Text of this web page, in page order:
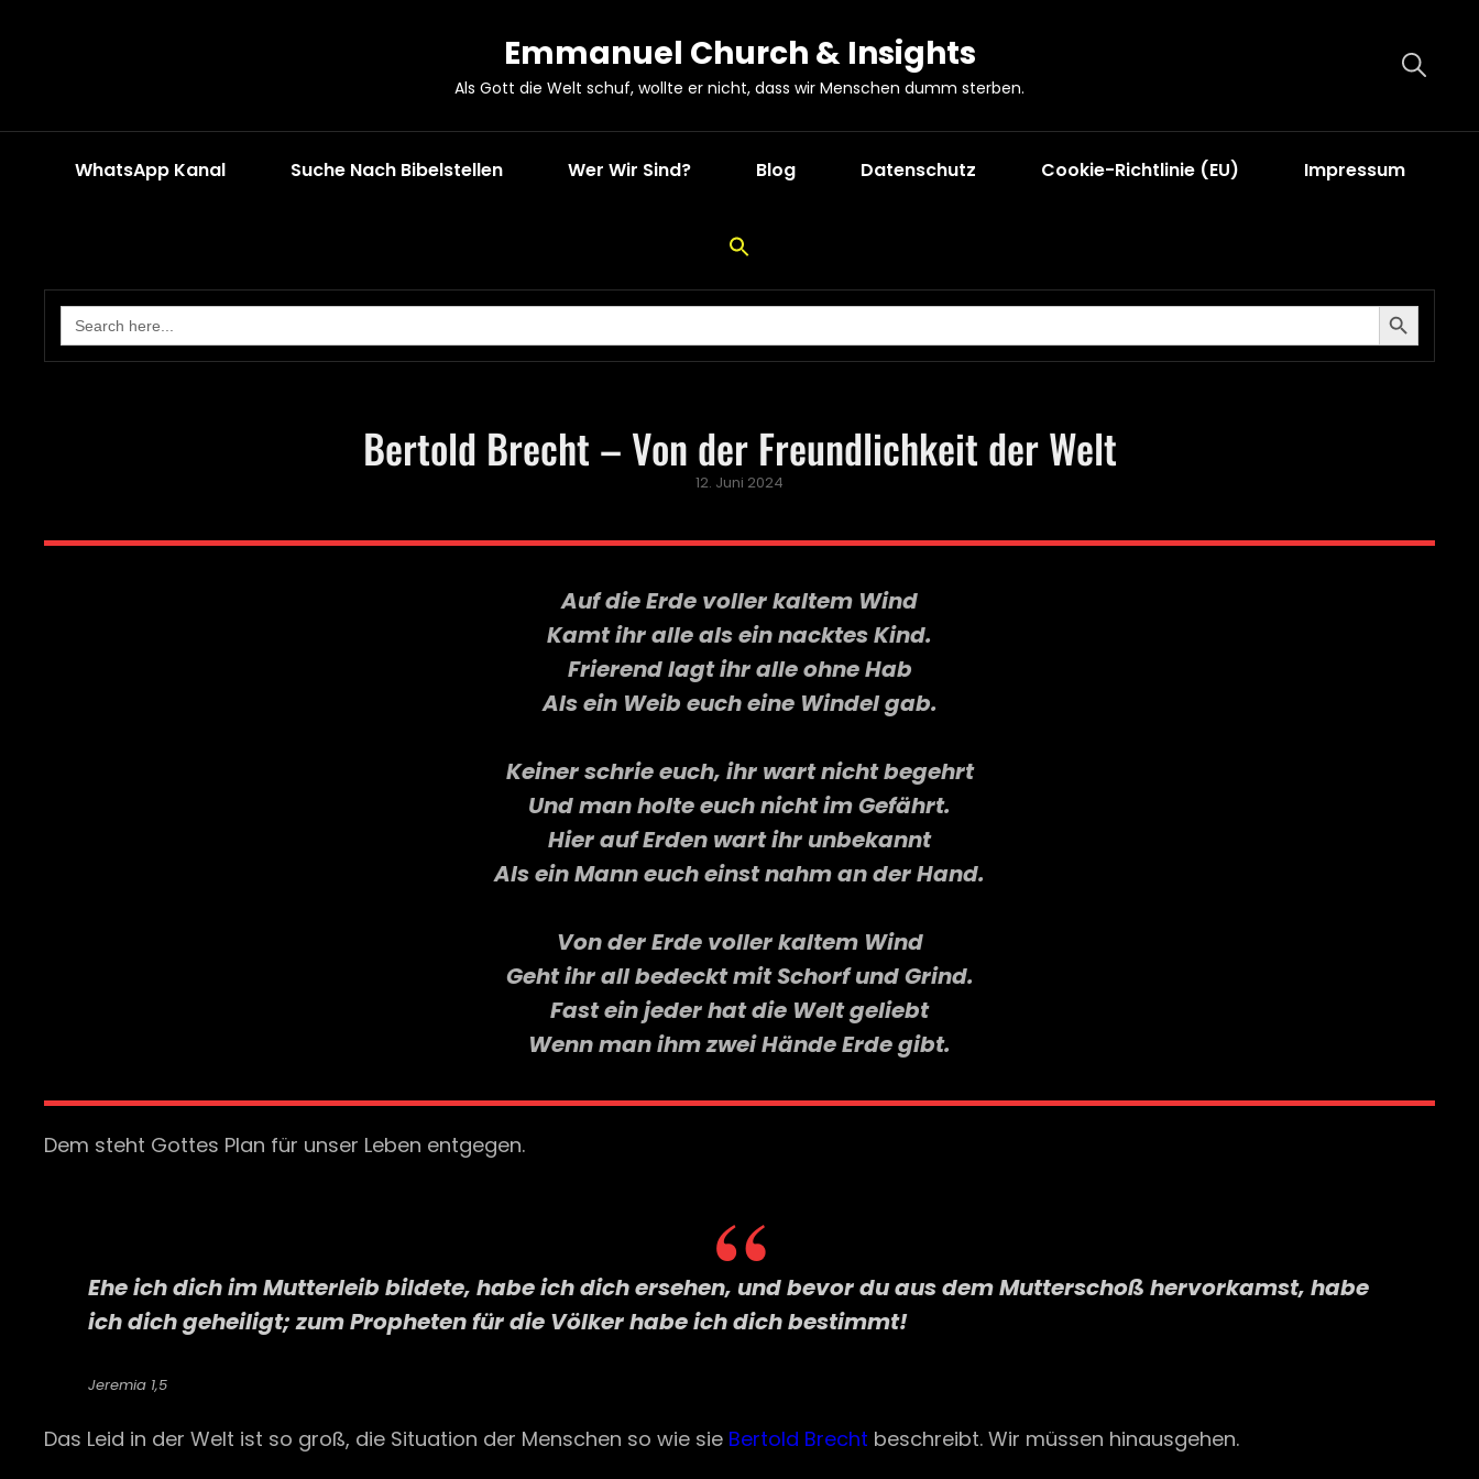
Emmanuel Church & Insights
Als Gott die Welt schuf, wollte er nicht, dass wir Menschen dumm sterben.
WhatsApp Kanal Suche Nach Bibelstellen Wer Wir Sind? Blog Datenschutz Cookie-Richtlinie (EU) Impressum
Search
for:
Search Button
Bertold Brecht – Von der Freundlichkeit der Welt
Posted
12. Juni 2024
Auf die Erde voller kaltem Wind
Kamt ihr alle als ein nacktes Kind.
Frierend lagt ihr alle ohne Hab
Als ein Weib euch eine Windel gab.
Keiner schrie euch, ihr wart nicht begehrt
Und man holte euch nicht im Gefährt.
Hier auf Erden wart ihr unbekannt
Als ein Mann euch einst nahm an der Hand.
Von der Erde voller kaltem Wind
Geht ihr all bedeckt mit Schorf und Grind.
Fast ein jeder hat die Welt geliebt
Wenn man ihm zwei Hände Erde gibt.
Dem steht Gottes Plan für unser Leben entgegen.
Ehe ich dich im Mutterleib bildete, habe ich dich ersehen, und bevor du aus dem Mutterschoß hervorkamst, habe
ich dich geheiligt; zum Propheten für die Völker habe ich dich bestimmt!
Jeremia 1,5
Das Leid in der Welt ist so groß, die Situation der Menschen so wie sie Bertold Brecht beschreibt. Wir müssen hinausgehen.